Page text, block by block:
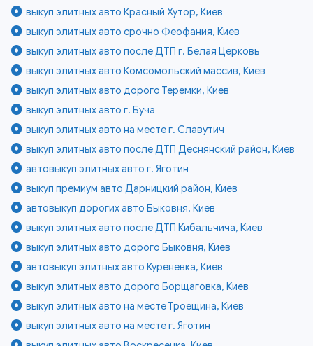
выкуп элитных авто Красный Хутор, Киев
выкуп элитных авто срочно Феофания, Киев
выкуп элитных авто после ДТП г. Белая Церковь
выкуп элитных авто Комсомольский массив, Киев
выкуп элитных авто дорого Теремки, Киев
выкуп элитных авто г. Буча
выкуп элитных авто на месте г. Славутич
выкуп элитных авто после ДТП Деснянский район, Киев
автовыкуп элитных авто г. Яготин
выкуп премиум авто Дарницкий район, Киев
автовыкуп дорогих авто Быковня, Киев
выкуп элитных авто после ДТП Кибальчича, Киев
выкуп элитных авто дорого Быковня, Киев
автовыкуп элитных авто Куреневка, Киев
выкуп элитных авто дорого Борщаговка, Киев
выкуп элитных авто на месте Троещина, Киев
выкуп элитных авто на месте г. Яготин